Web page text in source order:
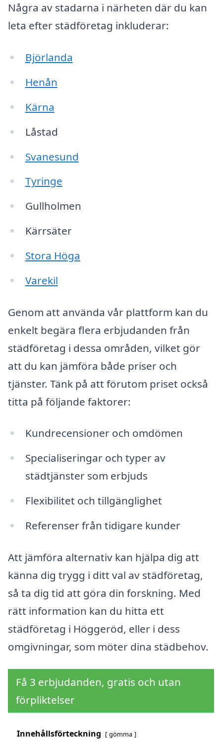
Några av stadarna i närheten där du kan
leta efter städföretag inkluderar:
Björlanda
Henån
Kärna
Låstad
Svanesund
Tyringe
Gullholmen
Kärrsäter
Stora Höga
Varekil
Genom att använda vår plattform kan du
enkelt begära flera erbjudanden från
städföretag i dessa områden, vilket gör
att du kan jämföra både priser och
tjänster. Tänk på att förutom priset också
titta på följande faktorer:
Kundrecensioner och omdömen
Specialiseringar och typer av
städtjänster som erbjuds
Flexibilitet och tillgänglighet
Referenser från tidigare kunder
Att jämföra alternativ kan hjälpa dig att
känna dig trygg i ditt val av städföretag,
så ta dig tid att göra din forskning. Med
rätt information kan du hitta ett
städföretag i Höggeröd, eller i dess
omgivningar, som möter dina städbehov.
Få 3 erbjudanden, gratis och utan
förpliktelser
Innehållsförteckning gömma